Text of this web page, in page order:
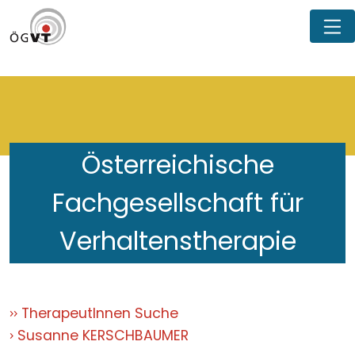
Österreichische
Fachgesellschaft für
Verhaltenstherapie
TherapeutInnen Suche
Susanne KERSCHBAUMER